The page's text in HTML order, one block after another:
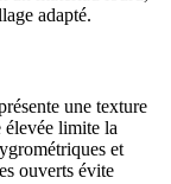
adapté.
une texture
élevée limite la
et
ouverts évite